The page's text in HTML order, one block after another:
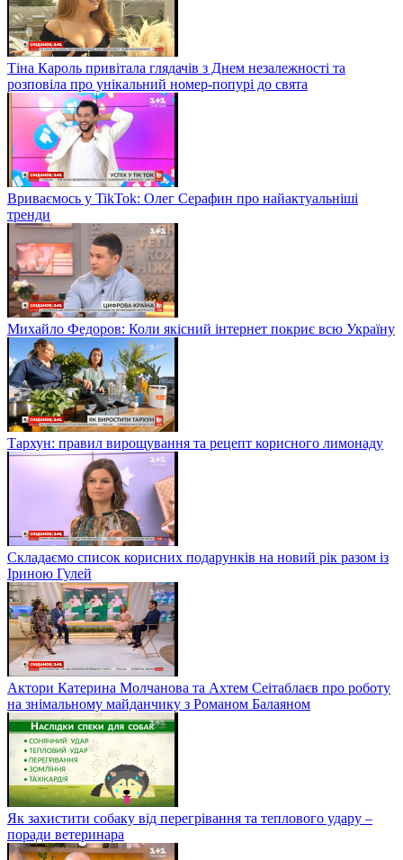
Тіна Кароль привітала глядачів з Днем незалежності та
розповіла про унікальний номер-попурі до свята
Вриваємось у TikTok: Олег Серафин про найактуальніші
тренди
Михайло Федоров: Коли якісний інтернет покриє всю Україну
Тархун: правил вирощування та рецепт корисного лимонаду
Складаємо список корисних подарунків на новий рік разом із
Іриною Гулей
Актори Катерина Молчанова та Ахтем Сеітаблаєв про роботу
на знімальному майданчику з Романом Балаяном
Як захистити собаку від перегрівання та теплового удару –
поради ветеринара